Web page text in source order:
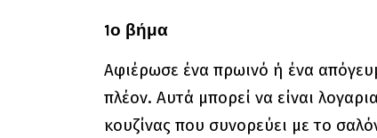
1ο βήμα
Αφιέρωσε ένα πρωινό ή ένα
πλέον. Αυτά μπορεί να είναι
κουζίνας που συνορεύει με το